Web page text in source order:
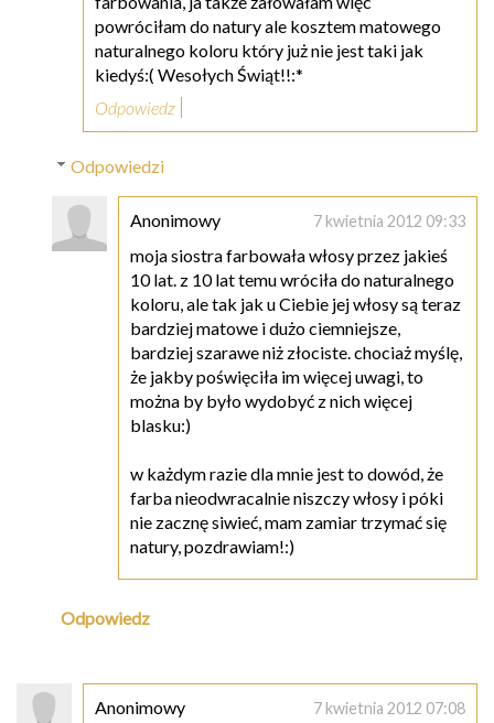
powróciłam do natury ale kosztem matowego
naturalnego koloru który już nie jest taki jak
kiedyś:( Wesołych Świąt!!:*
Odpowiedz
Odpowiedzi
Anonimowy 7 kwietnia 2012 09:33
moja siostra farbowała włosy przez jakieś
10 lat. z 10 lat temu wróciła do naturalnego
koloru, ale tak jak u Ciebie jej włosy są teraz
bardziej matowe i dużo ciemniejsze,
bardziej szarawe niż złociste. chociaż myślę,
że jakby poświęciła im więcej uwagi, to
można by było wydobyć z nich więcej
blasku:)
w każdym razie dla mnie jest to dowód, że
farba nieodwracalnie niszczy włosy i póki
nie zacznę siwieć, mam zamiar trzymać się
natury, pozdrawiam!:)
Odpowiedz
Anonimowy 7 kwietnia 2012 07:08